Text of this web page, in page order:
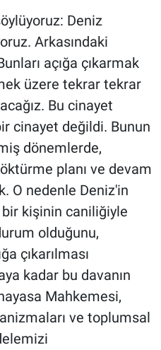
Deniz
Arkasındaki
açığa çıkarmak
üzere tekrar tekrar
Bu cinayet
cinayet değildi. Bunun
dönemlerde,
planı ve devam
O nedenle Deniz'in
kişinin caniliğiyle
olduğunu,
çıkarılması
kadar bu davanın
Mahkemesi,
ve toplumsal